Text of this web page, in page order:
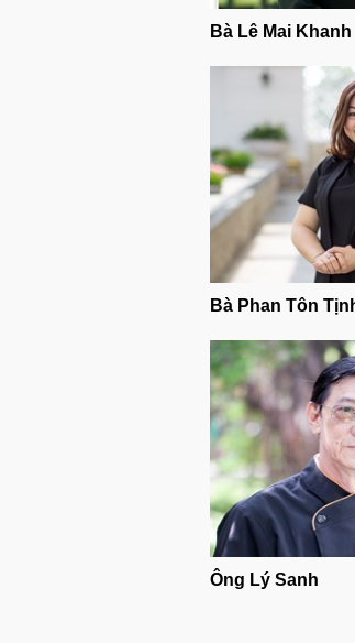
Bà Lê Mai Khanh
Bà Phan Tôn
Ông Lý Sanh